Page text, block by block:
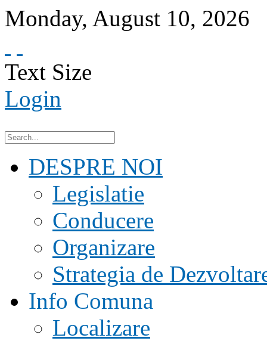
Monday, August 10, 2026
Text Size
Login
DESPRE NOI
Legislatie
Conducere
Organizare
Strategia de
Info Comuna
Localizare